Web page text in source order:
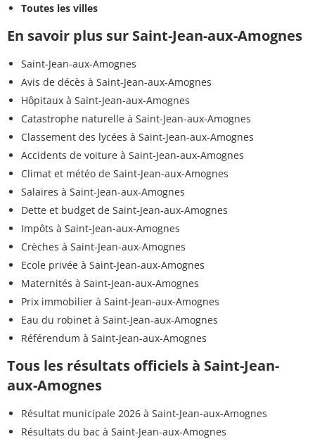
Toutes les villes
En savoir plus sur Saint-Jean-aux-Amognes
Saint-Jean-aux-Amognes
Avis de décès à Saint-Jean-aux-Amognes
Hôpitaux à Saint-Jean-aux-Amognes
Catastrophe naturelle à Saint-Jean-aux-Amognes
Classement des lycées à Saint-Jean-aux-Amognes
Accidents de voiture à Saint-Jean-aux-Amognes
Climat et météo de Saint-Jean-aux-Amognes
Salaires à Saint-Jean-aux-Amognes
Dette et budget de Saint-Jean-aux-Amognes
Impôts à Saint-Jean-aux-Amognes
Crèches à Saint-Jean-aux-Amognes
Ecole privée à Saint-Jean-aux-Amognes
Maternités à Saint-Jean-aux-Amognes
Prix immobilier à Saint-Jean-aux-Amognes
Eau du robinet à Saint-Jean-aux-Amognes
Référendum à Saint-Jean-aux-Amognes
Tous les résultats officiels à Saint-Jean-
aux-Amognes
Résultat municipale 2026 à Saint-Jean-aux-Amognes
Résultats du bac à Saint-Jean-aux-Amognes